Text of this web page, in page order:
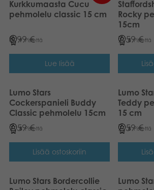
Kurkkumaasta Cucu
pehmolelu classic 15 cm
8,99€
9 Pistettä
Lue lisää
Rocky
15cm
7,59€
8 Pistettä
Lumo Stars
Cockerspanieli Buddy
Classic pehmolelu 15cm
7,59€
8 Pistettä
Lisää ostoskoriin
Lumo
Teddy
15 cm
7,59€
8 Pistettä
Lumo Stars Bordercollie
Lumo